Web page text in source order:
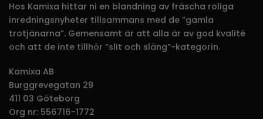
Hos Kamixa hittar ni en blandning av fräscha roliga
inredningsnyheter tillsammans med de ”gamla
trotjänarna”. Gemensamt är att alla är av god kvalité
och att de inte tillhör ”slit och släng”-kategorin.
Kamixa AB
Burggrevegatan 29
411 03 Göteborg
Org nr: 556716-1772